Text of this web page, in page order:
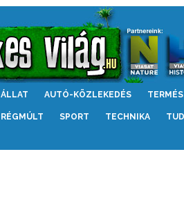
ÁLLAT AUTÓ-KÖZLEKEDÉS
RÉGMÚLT SPORT TECHNIKA